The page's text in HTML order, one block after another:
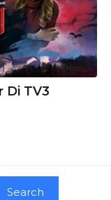
Di TV3
Search